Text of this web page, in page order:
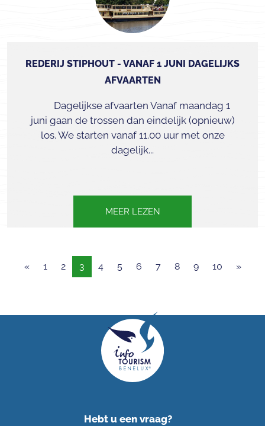
REDERIJ STIPHOUT - VANAF 1 JUNI DAGELIJKS
AFVAARTEN
Dagelijkse afvaarten Vanaf maandag 1
juni gaan de trossen dan eindelijk (opnieuw)
los. We starten vanaf 11.00 uur met onze
dagelijk...
MEER LEZEN
« 1 2 3 4 5 6 7 8 9 10 »
Hebt u een vraag?